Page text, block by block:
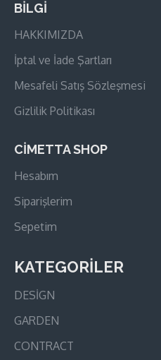
BİLGİ
HAKKIMIZDA
İptal ve İade Şartları
Mesafeli Satış Sözleşmesi
Gizlilik Politikası
CİMETTA SHOP
Hesabım
Siparişlerim
Sepetim
KATEGORİLER
DESİGN
GARDEN
CONTRACT